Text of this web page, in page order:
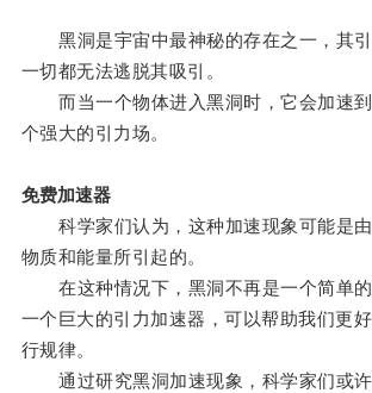
黑洞是宇宙中最神秘的存在之一，其引
一切都无法逃脱其吸引。
而当一个物体进入黑洞时，它会加速到
个强大的引力场。
免费加速器
科学家们认为，这种加速现象可能是由
物质和能量所引起的。
在这种情况下，黑洞不再是一个简单的
一个巨大的引力加速器，可以帮助我们更
行规律。
通过研究黑洞加速现象，科学家们或许